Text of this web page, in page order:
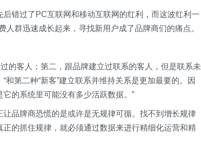
错过了PC互联网和移动互联网的红利，而这波红利一
群迅速成长起来，寻找新用户成了品牌商们的痛点。
的客人；第二，跟品牌建立过联系的客人，但是联系未
第二种“新客”建立联系并维持关系是更加最要的。因
的系统里可能没有多少活跃数据。”
品牌商恐慌的是或许是无规律可循。找不到增长规律
的抓住规律，就必须通过数据来进行精细化运营和精